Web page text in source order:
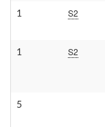
1 S2
1 S2
5